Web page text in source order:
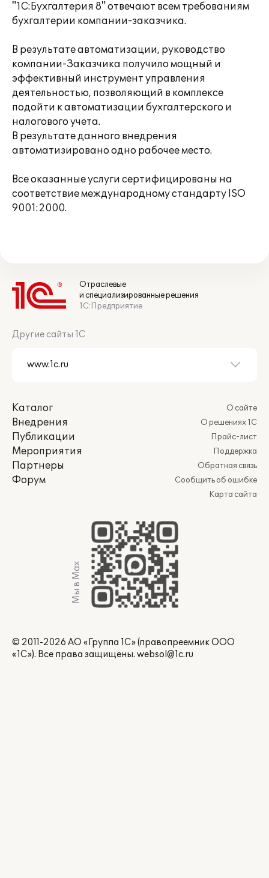
"1С:Бухгалтерия 8" отвечают всем требованиям
бухгалтерии компании-заказчика.
В результате автоматизации, руководство
компании-Заказчика получило мощный и
эффективный инструмент управления
деятельностью, позволяющий в комплексе
подойти к автоматизации бухгалтерского и
налогового учета.
В результате данного внедрения
автоматизировано одно рабочее место.
Все оказанные услуги сертифицированы на
соответствие международному стандарту ISO
9001:2000.
Отраслевые
и специализированные решения
1С:Предприятие
Другие сайты 1С
Каталог
Внедрения
Публикации
Мероприятия
Партнеры
Форум
О сайте
О решениях 1С
Прайс-лист
Поддержка
Обратная связь
Сообщить об ошибке
Карта сайта
Мы в Max
© 2011-2026 АО «Группа 1С» (правопреемник ООО
«1С»). Все права защищены. websol@1c.ru